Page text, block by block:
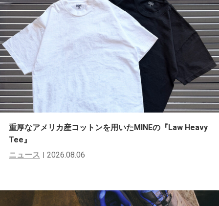
重厚なアメリカ産コットンを用いたMINEの『Law Heavy
Tee』
ニュース
2026.08.06